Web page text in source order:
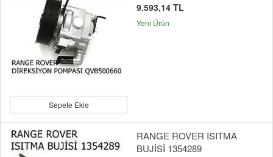
Sepete Ekle
9.593,14 TL
Yeni Ürün
RANGE ROVER ISITMA
BUJİSİ 1354289